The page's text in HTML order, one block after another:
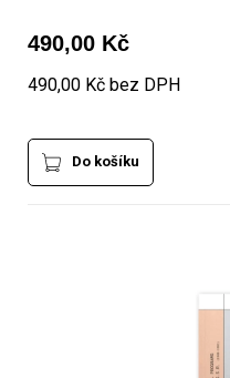
490,00 Kč
490,00 Kč bez DPH
Do košíku